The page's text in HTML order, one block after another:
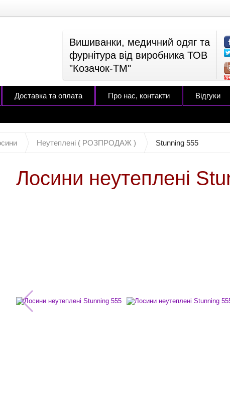
Вишиванки, медичний одяг та
фурнітура від виробника ТОВ
"Козачок-ТМ"
Доставка та оплата Про нас, контакти Відгуки
Неутеплені ( РОЗПРОДАЖ ) Stunning 555
Лосини неутеплені